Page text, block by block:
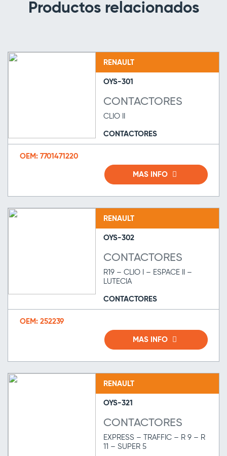
Productos relacionados
RENAULT
OYS-301
CONTACTORES
CLIO II
CONTACTORES
OEM: 7701471220
MAS INFO
RENAULT
OYS-302
CONTACTORES
R19 – CLIO I – ESPACE II –
LUTECIA
CONTACTORES
OEM: 252239
MAS INFO
RENAULT
OYS-321
CONTACTORES
EXPRESS – TRAFFIC – R 9 – R
11 – SUPER 5